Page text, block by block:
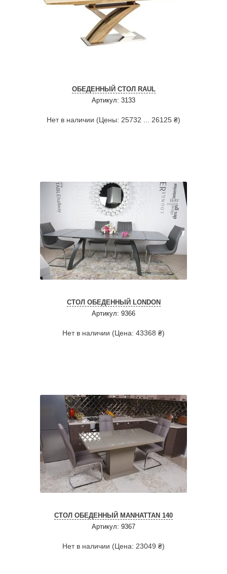
ОБЕДЕННЫЙ СТОЛ RAUL
Артикул: 3133
Нет в наличии (Цены: 25732 ... 26125 ₴)
СТОЛ ОБЕДЕННЫЙ LONDON
Артикул: 9366
Нет в наличии (Цена: 43368 ₴)
СТОЛ ОБЕДЕННЫЙ MANHATTAN 140
Артикул: 9367
Нет в наличии (Цена: 23049 ₴)